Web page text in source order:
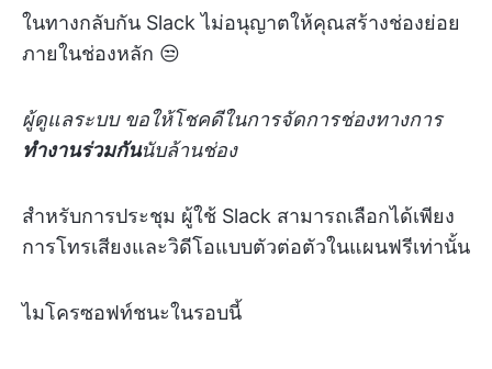
ในทางกลับกัน Slack ไม่อนุญาตให้คุณสร้างช่องย่อย
ภายในช่องหลัก 😒
ผู้ดูแลระบบ ขอให้โชคดีในการจัดการช่องทางการ
ทำงานร่วมกันนับล้านช่อง
สำหรับการประชุม ผู้ใช้ Slack สามารถเลือกได้เพียง
การโทรเสียงและวิดีโอแบบตัวต่อตัวในแผนฟรีเท่านั้น
ไมโครซอฟท์ชนะในรอบนี้